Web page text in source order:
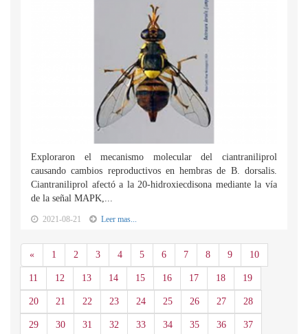
Exploraron el mecanismo molecular del ciantraniliprol
causando cambios reproductivos en hembras de B. dorsalis.
Ciantraniliprol afectó a la 20-hidroxiecdisona mediante la vía
de la señal MAPK,...
2021-08-21 Leer mas...
«Anterior
1 2 3 4 5 6 7 8 9 10
11 12 13 14 15 16 17 18 19
20 21 22 23 24 25 26 27 28
29 30 31 32 33 34 35 36 37